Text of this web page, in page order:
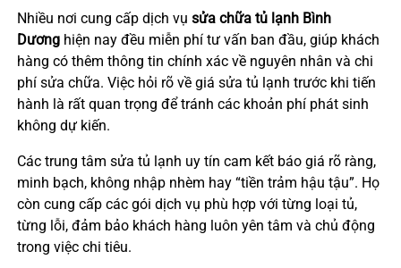
Nhiều nơi cung cấp dịch vụ sửa chữa tủ lạnh Bình
Dươnghiện nay đều miễn phí tư vấn ban đầu, giúp khách
hàng có thêm thông tin chính xác về nguyên nhân và chi
phí sửa chữa. Việc hỏi rõ về giá sửa tủ lạnh trước khi tiến
hành là rất quan trọng để tránh các khoản phí phát sinh
không dự kiến.
Các trung tâm sửa tủ lạnh uy tín cam kết báo giá rõ ràng,
minh bạch, không nhập nhèm hay “tiền trảm hậu tậu”. Họ
còn cung cấp các gói dịch vụ phù hợp với từng loại tủ,
từng lỗi, đảm bảo khách hàng luôn yên tâm và chủ động
trong việc chi tiêu.